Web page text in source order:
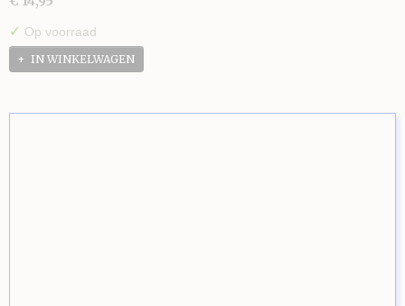
✓ Op voorraad
IN WINKELWAGEN